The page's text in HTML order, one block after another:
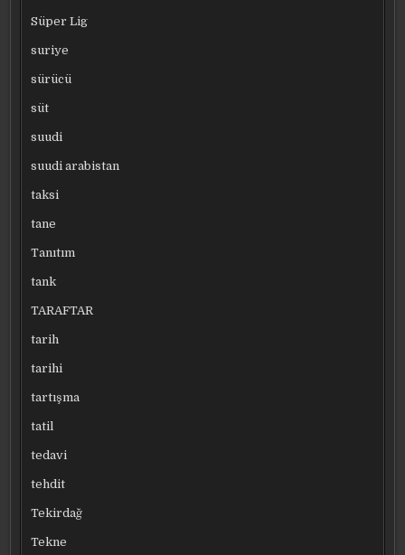
Süper Lig
suriye
sürücü
süt
suudi
suudi arabistan
taksi
tane
Tanıtım
tank
TARAFTAR
tarih
tarihi
tartışma
tatil
tedavi
tehdit
Tekirdağ
Tekne